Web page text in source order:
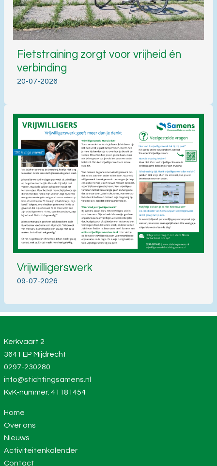
Fietstraining zorgt voor vrijheid én
verbinding
20-07-2026
Vrijwilligerswerk
09-07-2026
Kerkvaart 2
3641 EP Mijdrecht
0297-230280
info@stichtingsamens.nl
KvK-nummer: 41181454
Home
Over ons
Nieuws
Activiteitenkalender
Contact